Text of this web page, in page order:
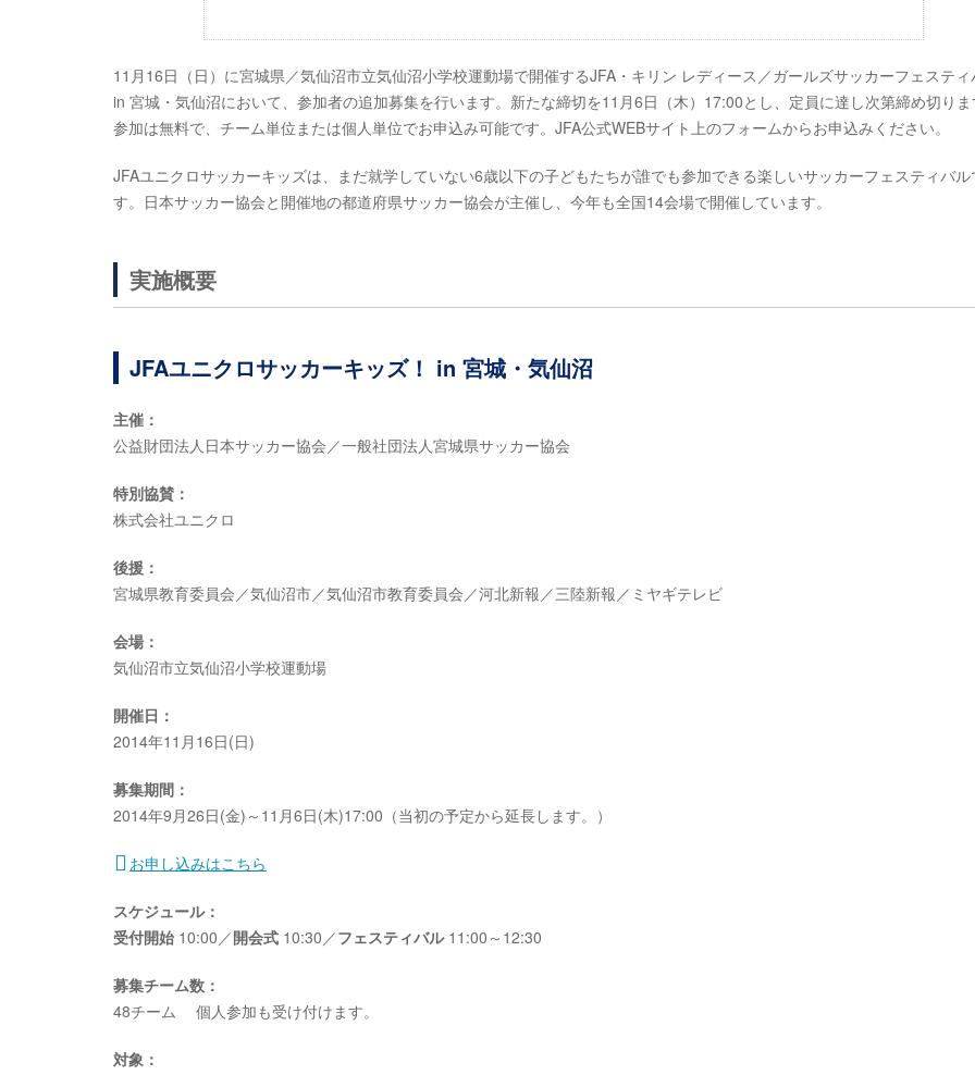
11月16日（日）に宮城県／気仙沼市立気仙沼小学校運動場で開催するJFA・キリン レディース／ガールズサッカーフェスティ
in 宮城・気仙沼において、参加者の追加募集を行います。新たな締切を11月6日（木）17:00とし、定員に達し次第締め切り
参加は無料で、チーム単位または個人単位でお申込み可能です。JFA公式WEBサイト上のフォームからお申込みください。
JFAユニクロサッカーキッズは、まだ就学していない6歳以下の子どもたちが誰でも参加できる楽しいサッカーフェスティバル
す。日本サッカー協会と開催地の都道府県サッカー協会が主催し、今年も全国14会場で開催しています。
実施概要
JFAユニクロサッカーキッズ！ in 宮城・気仙沼
主催：
公益財団法人日本サッカー協会／一般社団法人宮城県サッカー協会
特別協賛：
株式会社ユニクロ
後援：
宮城県教育委員会／気仙沼市／気仙沼市教育委員会／河北新報／三陸新報／ミヤギテレビ
会場：
気仙沼市立気仙沼小学校運動場
開催日：
2014年11月16日(日)
募集期間：
2014年9月26日(金)～11月6日(木)17:00（当初の予定から延長します。）
お申し込みはこちら
スケジュール：
受付開始 10:00／開会式 10:30／フェスティバル11:00～12:30
募集チーム数：
48チーム 個人参加も受け付けます。
対象：